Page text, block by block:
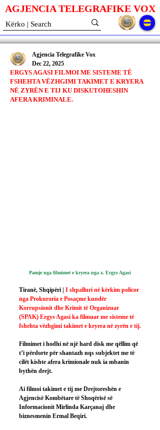
AGJENCIA TELEGRAFIKE VOX
ERGYS AGASI FILMOI ME SISTEME TË
FSHEHTA VËZHGIMI TAKIMET E KRYERA
NË ZYRËN E TIJ KU DISKUTOHESHIN
AFERA KRIMINALE.
Agjencia Telegrafike Vox
Dec 22, 2025
Pamje nga filmimet e kryera nga z. Ergys Agasi
Tiranë, Shqipëri | I shpalluri në kërkim policor
nga Prokuroria e Posaçme kundër
Korrupsionit dhe Krimit të Organizuar
(SPAK) Ergys Agasi ka filmuar me sisteme të
fshehta vëzhgimi takimet e kryera në zyrën e tij.
Filmimet i hodhi në një hard disk me qëllim që
t’i përdorte për shantazh nqs subjektet me të
cilët kishte afera krimionale nuk ia mbanin
bythën drejt.
Ai filmoi takimet e tij me Drejtoreshën e
Agjencisë Kombëtare të Shoqërisë së
Informacionit Mirlinda Karçanaj dhe
biznesmenin Ermal Beqiri.